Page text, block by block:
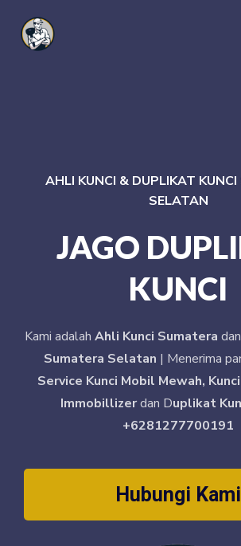
AHLI KUNCI & DUPLIKAT
SELATAN
JAGO
KUNCI
Kami adalah Ahli Kunci Sumatera dan
Sumatera Selatan | Menerima
Service Kunci Mobil Mewah,
Immobillizerdan Duplikat
+6281277700191
Hubungi Kami